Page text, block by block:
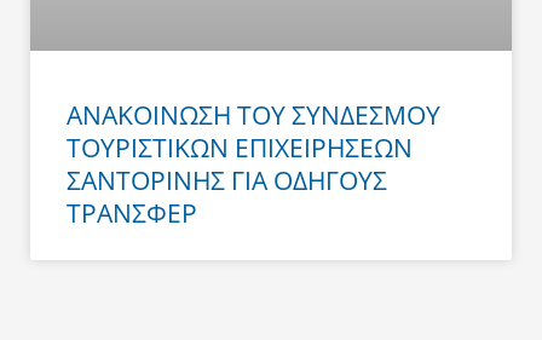
ΑΝΑΚΟΙΝΩΣΗ ΤΟΥ ΣΥΝΔΕΣΜΟΥ
ΤΟΥΡΙΣΤΙΚΩΝ ΕΠΙΧΕΙΡΗΣΕΩΝ
ΣΑΝΤΟΡΙΝΗΣ ΓΙΑ ΟΔΗΓΟΥΣ
ΤΡΑΝΣΦΕΡ